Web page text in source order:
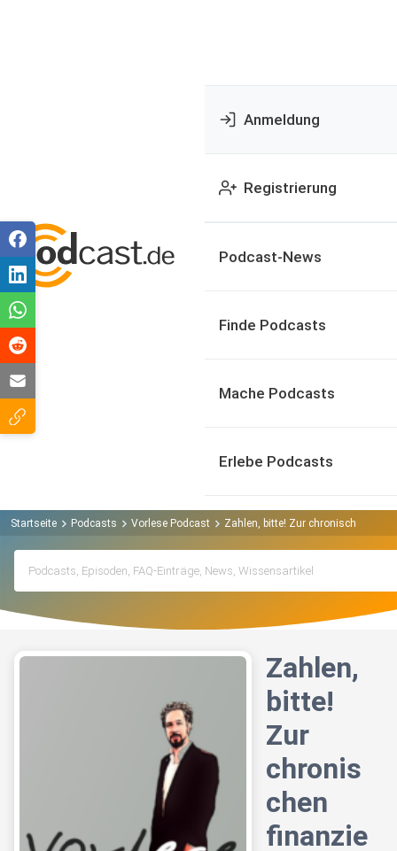
Anmeldung
Registrierung
Podcast-News
Finde Podcasts
Mache Podcasts
Erlebe Podcasts
Startseite Podcasts Vorlese Podcast Zahlen, bitte! Zur chronischen
Zahlen,
bitte!
Zur
chronis
chen
finanzie